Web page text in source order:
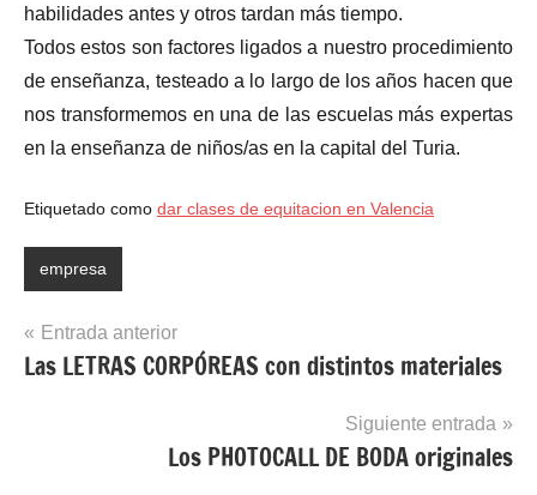
habilidades antes y otros tardan más tiempo.
Todos estos son factores ligados a nuestro procedimiento
de enseñanza, testeado a lo largo de los años hacen que
nos transformemos en una de las escuelas más expertas
en la enseñanza de niños/as en la capital del Turia.
Etiquetado como dar clases de equitacion en Valencia
empresa
Navegación
de
Entrada anterior
Las LETRAS CORPÓREAS con distintos materiales
Siguiente entrada
Los PHOTOCALL DE BODA originales